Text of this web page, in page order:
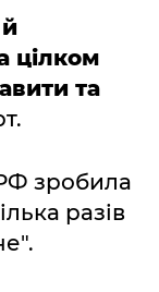
цілком
та
зробила
разів